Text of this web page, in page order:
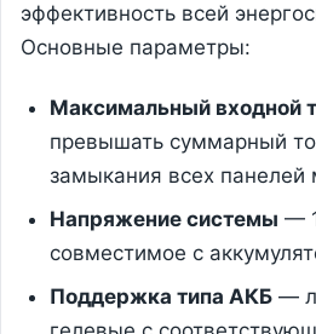
эффективность всей
Основные параметры:
Максимальный входной
превышать суммарный
замыкания всех
Напряжение системы —
совместимое с
Поддержка типа АКБ—